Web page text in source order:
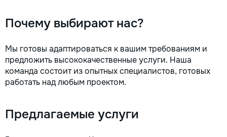
+373 603 31 178 Viber | WhatsApp
consultații și programări. Deviz
gratuit Consultanță profesională
Soluții pentru orice buget
Reparații executate la timp și cu
responsabilitate. Transformăm
noastră – liniștea și confortul
Почему выбирают нас?
Мы готовы адаптироваться к вашим требованиям и
предложить высококачественные услуги. Наша
команда состоит из опытных специалистов, готовых
работать над любым проектом.
Предлагаемые услуги